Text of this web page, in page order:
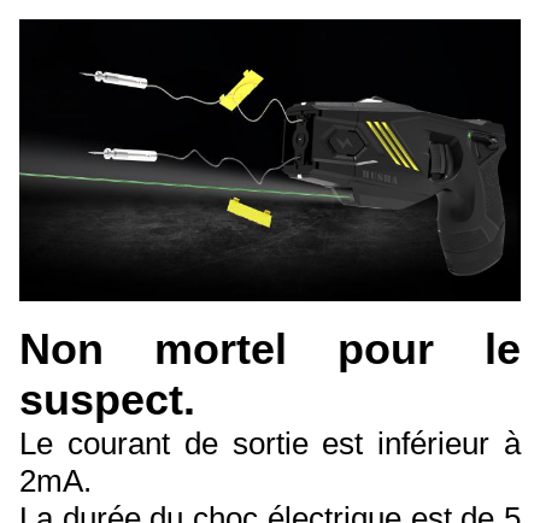
Non mortel pour le
suspect.
Le courant de sortie est inférieur à
2mA.